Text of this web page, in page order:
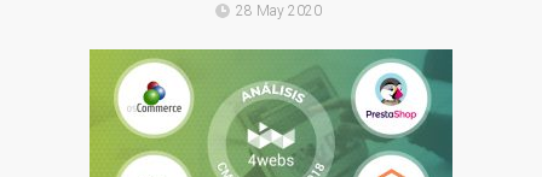
28 May 2020